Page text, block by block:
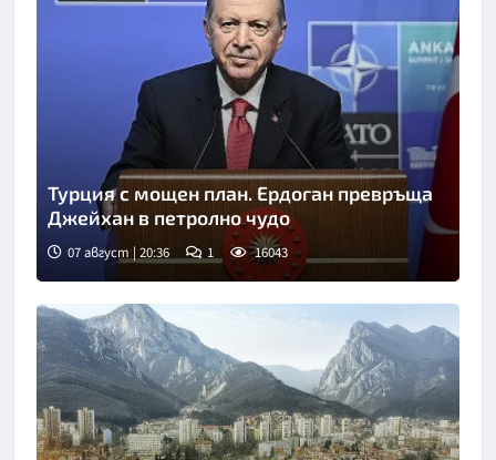
Турция с мощен план. Ердоган превръща
Джейхан в петролно чудо
07 август | 20:36 1 16043